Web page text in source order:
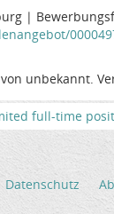
|
unbekannt.
full-time
Datenschutz